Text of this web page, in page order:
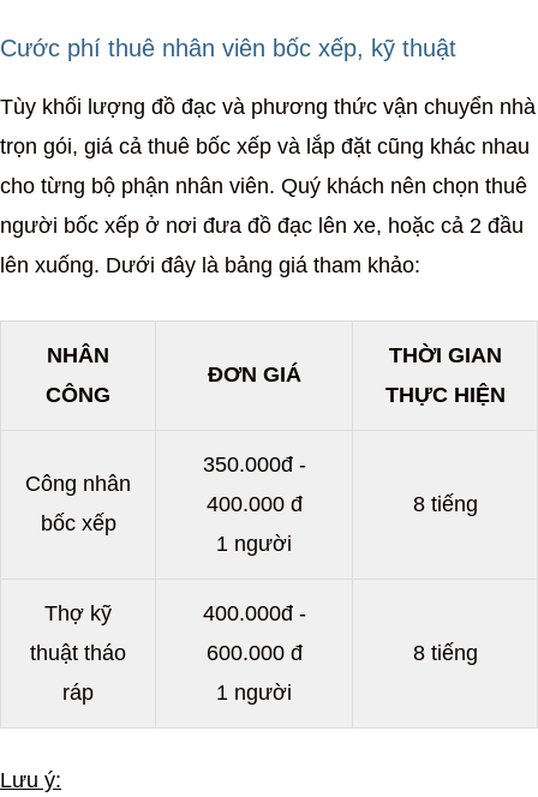
Cước phí thuê nhân viên bốc xếp, kỹ thuật
Tùy khối lượng đồ đạc và phương thức vận chuyển nhà
trọn gói, giá cả thuê bốc xếp và lắp đặt cũng khác nhau
cho từng bộ phận nhân viên. Quý khách nên chọn thuê
người bốc xếp ở nơi đưa đồ đạc lên xe, hoặc cả 2 đầu
lên xuống. Dưới đây là bảng giá tham khảo:
NHÂN
CÔNG
ĐƠN GIÁ
THỜI GIAN
THỰC HIỆN
Công nhân
bốc xếp
350.000đ -
400.000 đ
1 người
8 tiếng
Thợ kỹ
thuật tháo
ráp
400.000đ -
600.000 đ
1 người
8 tiếng
Lưu ý: